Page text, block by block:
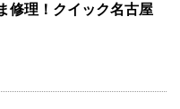
修理！クイック名古屋